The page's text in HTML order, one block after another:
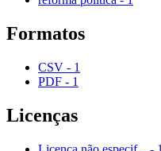
Formatos
CSV - 1
PDF - 1
Licenças